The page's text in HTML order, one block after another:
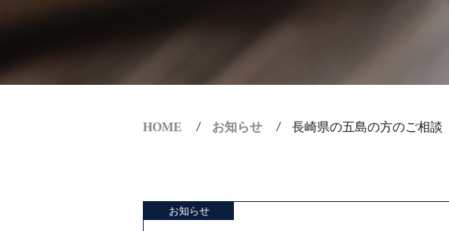
HOME お知らせ 長崎県の五島の方のご相談
お知らせ